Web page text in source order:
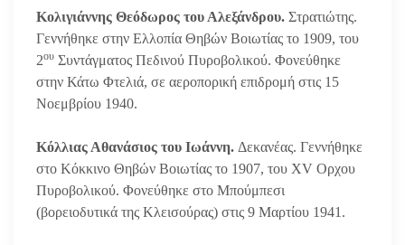
Κολιγιάννης Θεόδωρος του Αλεξάνδρου. Στρατιώτης.
Γεννήθηκε στην Ελλοπία Θηβών Βοιωτίας το 1909, του
2ου Συντάγματος Πεδινού Πυροβολικού. Φονεύθηκε
στην Κάτω Φτελιά, σε αεροπορική επιδρομή στις 15
Νοεμβρίου 1940.
Κόλλιας Αθανάσιος του Ιωάννη. Δεκανέας. Γεννήθηκε
στο Κόκκινο Θηβών Βοιωτίας το 1907, του XV Ορχου
Πυροβολικού. Φονεύθηκε στο Μπούμπεσι
(βορειοδυτικά της Κλεισούρας) στις 9 Μαρτίου 1941.